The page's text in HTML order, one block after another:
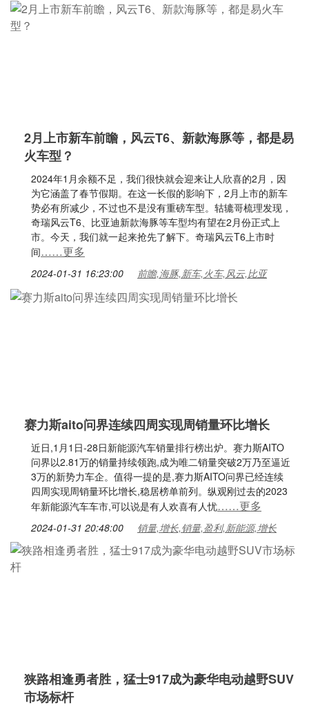
2月上市新车前瞻，风云T6、新款海豚等，都是易
火车型？
2024年1月余额不足，我们很快就会迎来让人欣喜的2月，因
为它涵盖了春节假期。在这一长假的影响下，2月上市的新车
势必有所减少，不过也不是没有重磅车型。轱辘哥梳理发现，
奇瑞风云T6、比亚迪新款海豚等车型均有望在2月份正式上
市。今天，我们就一起来抢先了解下。奇瑞风云T6上市时
间……更多
2024-01-31 16:23:00 前瞻,海豚,新车,火车,风云,比亚
赛力斯aito问界连续四周实现周销量环比增长
近日,1月1日-28日新能源汽车销量排行榜出炉。赛力斯AITO
问界以2.81万的销量持续领跑,成为唯二销量突破2万乃至逼近
3万的新势力车企。值得一提的是,赛力斯AITO问界已经连续
四周实现周销量环比增长,稳居榜单前列。纵观刚过去的2023
年新能源汽车车市,可以说是有人欢喜有人忧……更多
2024-01-31 20:48:00 销量,增长,销量,盈利,新能源,增长
狭路相逢勇者胜，猛士917成为豪华电动越野SUV
市场标杆